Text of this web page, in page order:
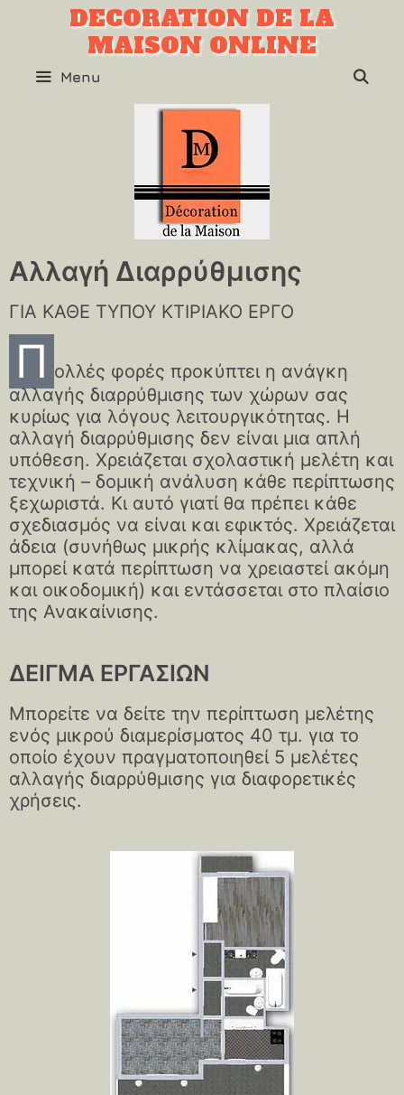
DECORATION DE LA
MAISON ONLINE
Menu
Αλλαγή Διαρρύθμισης
ΓΙΑ ΚΑΘΕ ΤΥΠΟΥ ΚΤΙΡΙΑΚΟ ΕΡΓΟ
Π ολλές φορές προκύπτει η ανάγκη
αλλαγής διαρρύθμισης των χώρων σας
κυρίως για λόγους λειτουργικότητας. Η
αλλαγή διαρρύθμισης δεν είναι μια απλή
υπόθεση. Χρειάζεται σχολαστική μελέτη και
τεχνική – δομική ανάλυση κάθε περίπτωσης
ξεχωριστά. Κι αυτό γιατί θα πρέπει κάθε
σχεδιασμός να είναι και εφικτός. Χρειάζεται
άδεια (συνήθως μικρής κλίμακας, αλλά
μπορεί κατά περίπτωση να χρειαστεί ακόμη
και οικοδομική) και εντάσσεται στο πλαίσιο
της Ανακαίνισης.
ΔΕΙΓΜΑ ΕΡΓΑΣΙΩΝ
Μπορείτε να δείτε την περίπτωση μελέτης
ενός μικρού διαμερίσματος 40 τμ. για το
οποίο έχουν πραγματοποιηθεί 5 μελέτες
αλλαγής διαρρύθμισης για διαφορετικές
χρήσεις.